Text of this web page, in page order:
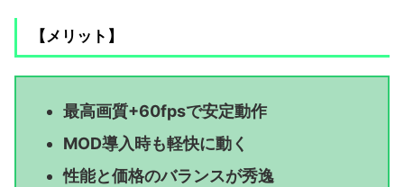
【メリット】
最高画質+60fpsで安定動作
MOD導入時も軽快に動く
性能と価格のバランスが秀逸